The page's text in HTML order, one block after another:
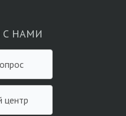
С НАМИ
вопрос
Сервисный центр